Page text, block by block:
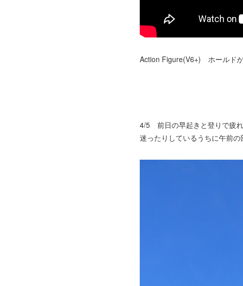
Action Figure(V6+) ホールドが
4/5 前日の早起きと登りで疲
迷ったりしているうちに午前の